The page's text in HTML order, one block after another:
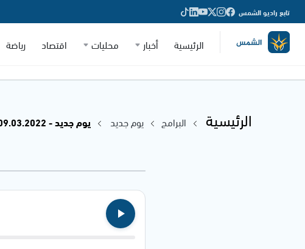
تابع راديو الشمس
الرئيسية أخبار محليات اقتصاد رياضة
الرئيسية البرامج يوم جديد
يوم جديد - 09.03.2022